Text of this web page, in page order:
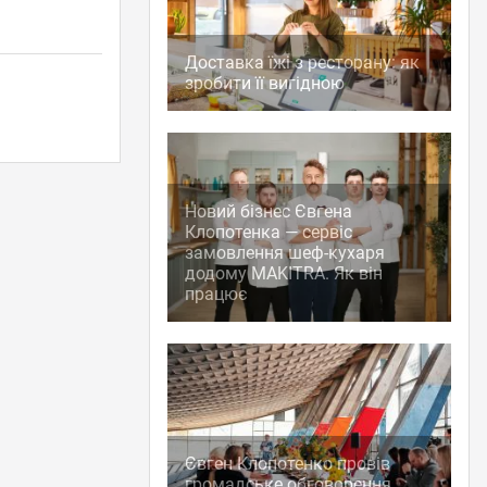
Доставка їжі з ресторану: як
зробити її вигідною
Новий бізнес Євгена
Клопотенка — сервіс
замовлення шеф-кухаря
додому MAKITRA. Як він
працює
Євген Клопотенко провів